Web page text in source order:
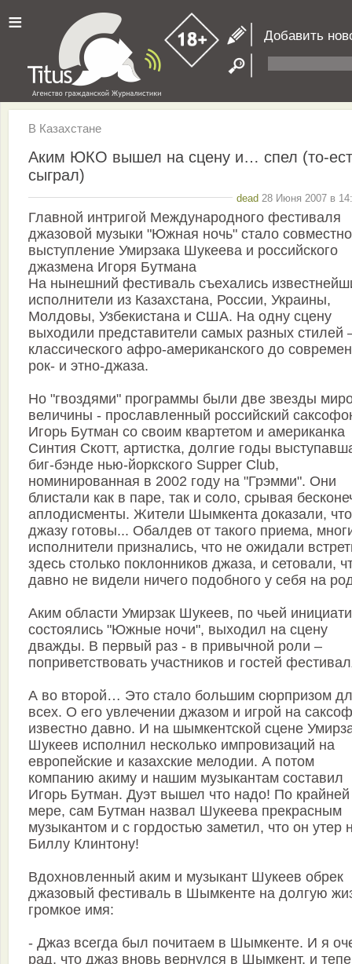
≡ Добавить
В Казахстане
Аким ЮКО вышел на сцену и… спел (то-
сыграл)
dead 28 Июня 2007 в
Главной интригой Международного фестиваля
джазовой музыки "Южная ночь" стало
выступление Умирзака Шукеева и российского
джазмена Игоря Бутмана
На нынешний фестиваль съехались
исполнители из Казахстана, России, Украины,
Молдовы, Узбекистана и США. На одну сцену
выходили представители самых разных стилей
классического афро-американского до
рок- и этно-джаза.
Но "гвоздями" программы были две звезды
величины - прославленный российский
Игорь Бутман со своим квартетом и американка
Синтия Скотт, артистка, долгие годы
биг-бэнде нью-йоркского Supper Club,
номинированная в 2002 году на "Грэмми". Они
блистали как в паре, так и соло, срывая
аплодисменты. Жители Шымкента доказали,
джазу готовы... Обалдев от такого приема,
исполнители признались, что не ожидали
здесь столько поклонников джаза, и сетовали,
давно не видели ничего подобного у себя на
Аким области Умирзак Шукеев, по чьей
состоялись "Южные ночи", выходил на сцену
дважды. В первый раз - в привычной роли –
поприветствовать участников и гостей
А во второй… Это стало большим сюрпризом
всех. О его увлечении джазом и игрой на
известно давно. И на шымкентской сцене
Шукеев исполнил несколько импровизаций на
европейские и казахские мелодии. А потом
компанию акиму и нашим музыкантам составил
Игорь Бутман. Дуэт вышел что надо! По крайней
мере, сам Бутман назвал Шукеева прекрасным
музыкантом и с гордостью заметил, что он утер
Биллу Клинтону!
Вдохновленный аким и музыкант Шукеев обрек
джазовый фестиваль в Шымкенте на долгую
громкое имя:
- Джаз всегда был почитаем в Шымкенте. И я
рад, что джаз вновь вернулся в Шымкент, и